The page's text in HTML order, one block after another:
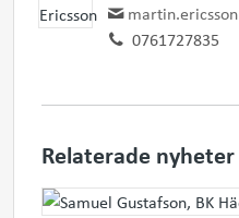
0761727835
Relaterade nyheter